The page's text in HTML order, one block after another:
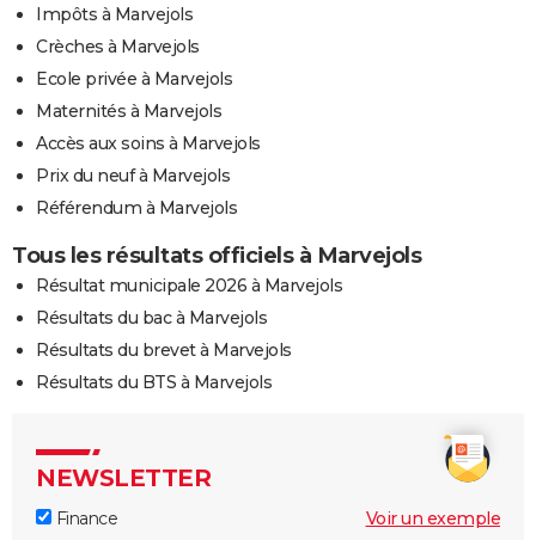
Impôts à Marvejols
Crèches à Marvejols
Ecole privée à Marvejols
Maternités à Marvejols
Accès aux soins à Marvejols
Prix du neuf à Marvejols
Référendum à Marvejols
Tous les résultats officiels à Marvejols
Résultat municipale 2026 à Marvejols
Résultats du bac à Marvejols
Résultats du brevet à Marvejols
Résultats du BTS à Marvejols
NEWSLETTER
Finance Voir un exemple